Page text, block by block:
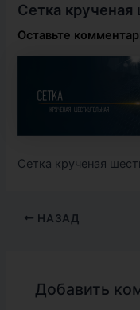
Сетка крученая
Оставьте
Сетка крученая
НАЗАД
Добавить